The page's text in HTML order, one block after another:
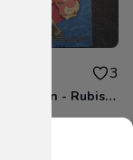
3
Manga - Pokémon - Rubis et Saphir - Tome 1